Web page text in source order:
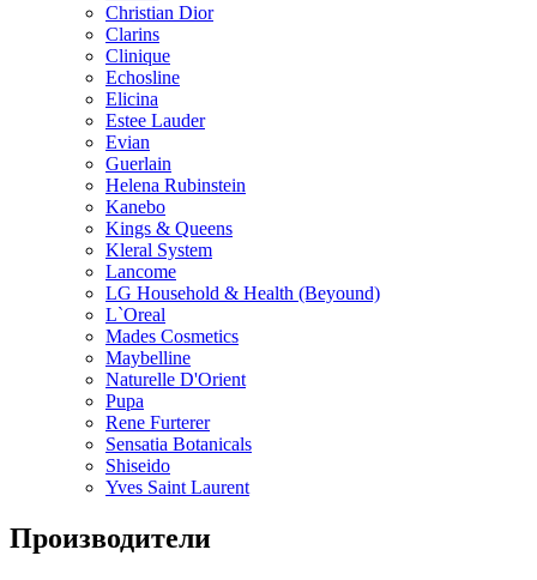
Christian Dior
Clarins
Clinique
Echosline
Elicina
Estee Lauder
Evian
Guerlain
Helena Rubinstein
Kanebo
Kings & Queens
Kleral System
Lancome
LG Household & Health (Beyound)
L`Oreal
Mades Cosmetics
Maybelline
Naturelle D'Orient
Pupa
Rene Furterer
Sensatia Botanicals
Shiseido
Yves Saint Laurent
Производители